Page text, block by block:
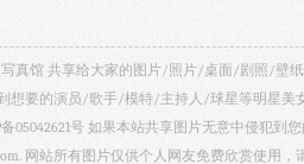
写真馆 共享给大家的图片/照片/桌面/剧照/壁
想要的演员/歌手/模特/主持人/球星等明星美
05042621号 如果本站共享图片无意中侵犯到
网站所有图片仅供个人网友免费欣赏使用